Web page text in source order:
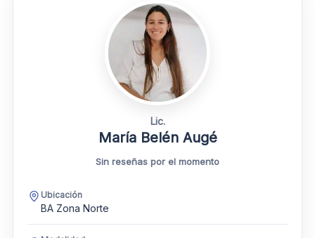
Lic.
María Belén Augé
Sin reseñas por el momento
Ubicación
BA Zona Norte